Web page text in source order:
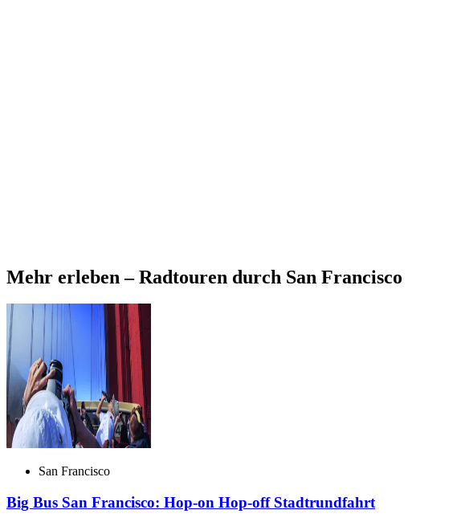
Mehr erleben – Radtouren durch San Francisco
San Francisco
Big Bus San Francisco: Hop-on Hop-off Stadtrundfahrt